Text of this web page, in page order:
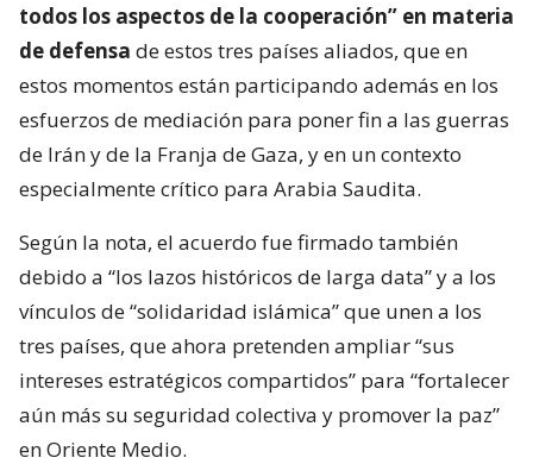
todos los aspectos de la cooperación” en materia
de defensa de estos tres países aliados, que en
estos momentos están participando además en los
esfuerzos de mediación para poner fin a las guerras
de Irán y de la Franja de Gaza, y en un contexto
especialmente crítico para Arabia Saudita.
Según la nota, el acuerdo fue firmado también
debido a “los lazos históricos de larga data” y a los
vínculos de “solidaridad islámica” que unen a los
tres países, que ahora pretenden ampliar “sus
intereses estratégicos compartidos” para “fortalecer
aún más su seguridad colectiva y promover la paz”
en Oriente Medio.